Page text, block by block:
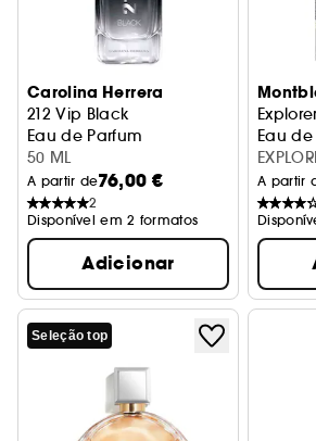
Carolina Herrera
212 Vip Black
Eau de Parfum
50 ML
A partir de76,00 €
2
Disponível em 2 formatos
Adicionar
Eau
A partir
Seleção top